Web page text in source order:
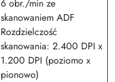
6 obr./min ze
skanowaniem ADF
Rozdzielczość
skanowania: 2.400 DPI x
1.200 DPI (poziomo x
pionowo)